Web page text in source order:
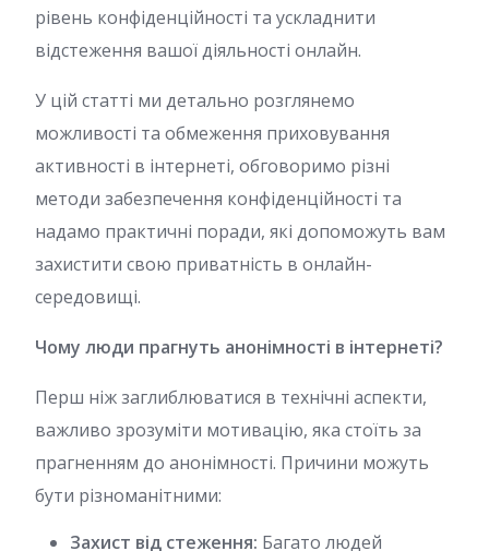
рівень конфіденційності та ускладнити
відстеження вашої діяльності онлайн.
У цій статті ми детально розглянемо
можливості та обмеження приховування
активності в інтернеті, обговоримо різні
методи забезпечення конфіденційності та
надамо практичні поради, які допоможуть вам
захистити свою приватність в онлайн-
середовищі.
Чому люди прагнуть анонімності в інтернеті?
Перш ніж заглиблюватися в технічні аспекти,
важливо зрозуміти мотивацію, яка стоїть за
прагненням до анонімності. Причини можуть
бути різноманітними:
Захист від стеження: Багато людей